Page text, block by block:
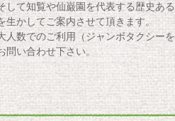
して知覧や仙巌園を代表する歴史ある
生かしてご案内させて頂きます。
人数でのご利用（ジャンボタクシーを
問い合わせ下さい。